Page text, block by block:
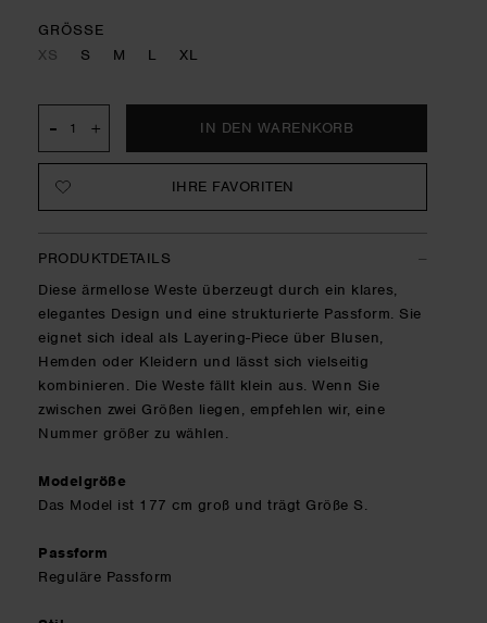
GRÖSSE
XS
S M L XL
- +
IHRE FAVORITEN
PRODUKTDETAILS
Diese ärmellose Weste überzeugt durch ein klares,
elegantes Design und eine strukturierte Passform. Sie
eignet sich ideal als Layering-Piece über Blusen,
Hemden oder Kleidern und lässt sich vielseitig
kombinieren. Die Weste fällt klein aus. Wenn Sie
zwischen zwei Größen liegen, empfehlen wir, eine
Nummer größer zu wählen.
Modelgröße
Das Model ist 177 cm groß und trägt Größe S.
Passform
Reguläre Passform